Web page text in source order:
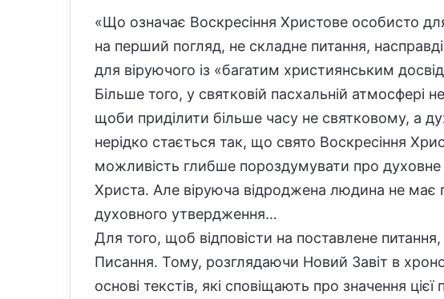
«Що означає Воскресіння Христове особисто
на перший погляд, не складне питання,
для віруючого із «багатим християнським
Більше того, у святковій пасхальній атмосфері
щоби приділити більше часу не святковому, а
нерідко стається так, що свято Воскресіння
можливість глибше пороздумувати про духовне
Христа. Але віруюча відроджена людина не має
духовного утвердження…
Для того, щоб відповісти на поставлене
Писання. Тому, розглядаючи Новий Завіт в
основі текстів, які сповіщають про значення цієї